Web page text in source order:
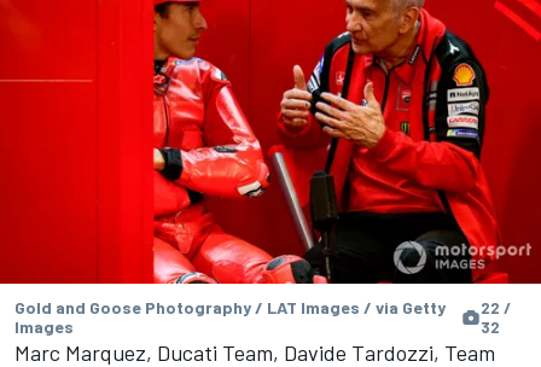
Gold and Goose Photography / LAT Images / via Getty
Images
22 /
32
Marc Marquez, Ducati Team, Davide Tardozzi, Team